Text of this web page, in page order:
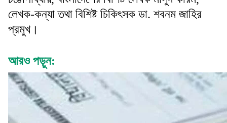
লেখক-কন্যা তথা বিশিষ্ট চিকিৎসক ডা. শবনম জাহির
প্রমুখ।
আরও পড়ুন: